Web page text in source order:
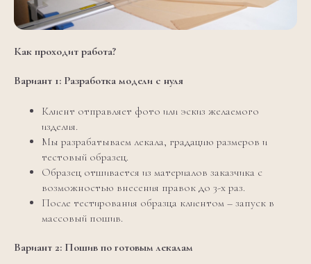
Как проходит работа?
Вариант 1: Разработка модели с нуля
Клиент отправляет фото или эскиз желаемого
изделия.
Мы разрабатываем лекала, градацию размеров и
тестовый образец.
Образец отшивается из материалов заказчика с
возможностью внесения правок до 3-х раз.
После тестирования образца клиентом – запуск в
массовый пошив.
Вариант 2: Пошив по готовым лекалам